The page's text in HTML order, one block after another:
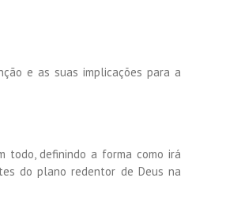
e as suas implicações para a
todo, definindo a forma como irá
do plano redentor de Deus na